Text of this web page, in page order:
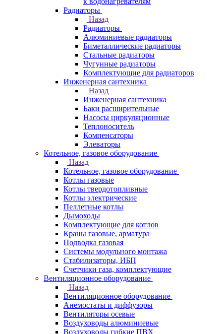
Радиаторы
Назад
Радиаторы
Алюминиевые радиаторы
Биметаллические радиаторы
Стальные радиаторы
Чугунные радиаторы
Комплектующие для радиаторов
Инженерная сантехника
Назад
Инженерная сантехника
Баки расширительные
Насосы циркуляционные
Теплоноситель
Компенсаторы
Элеваторы
Котельное, газовое оборудование
Назад
Котельное, газовое оборудование
Котлы газовые
Котлы твердотопливные
Котлы электрические
Пеллетные котлы
Дымоходы
Комплектующие для котлов
Краны газовые, арматура
Подводка газовая
Системы модульного монтажа
Стабилизаторы, ИБП
Счетчики газа, комплектующие
Вентиляционное оборудование
Назад
Вентиляционное оборудование
Анемостаты и диффузоры
Вентиляторы осевые
Воздуховоды алюминиевые
Воздуховоды гибкие ПВХ